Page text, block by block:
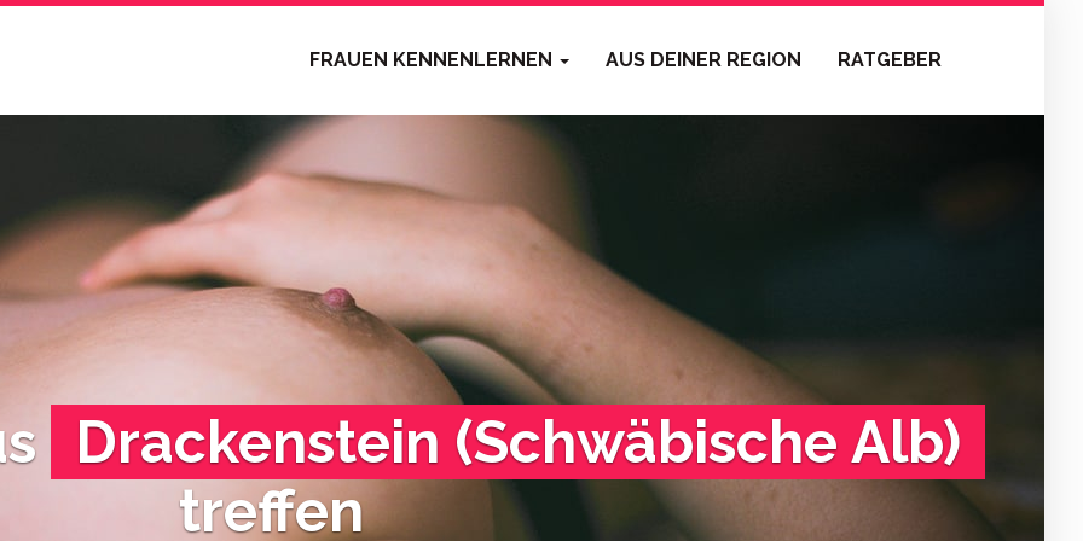
FRAUEN KENNENLERNEN AUS DEINER REGION RATGEBER
Drackenstein (Schwäbische Alb)
treffen